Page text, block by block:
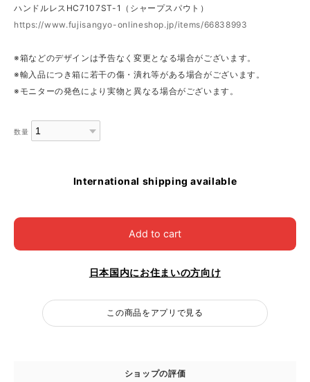
ハンドルレスHC7107ST-1（シャープスパウト）
https://www.fujisangyo-onlineshop.jp/items/66838993
※箱などのデザインは予告なく変更となる場合がございます。
※輸入品につき箱に若干の傷・潰れ等がある場合がございます。
※モニターの発色により実物と異なる場合がございます。
数量
International shipping available
Add to cart
日本国内にお住まいの方向け
この商品をアプリで見る
ショップの評価